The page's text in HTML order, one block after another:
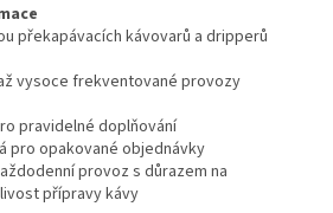
překapávacích kávovarů a dripperů
vysoce frekventované provozy
pravidelné doplňování
pro opakované objednávky
provoz s důrazem na
přípravy kávy